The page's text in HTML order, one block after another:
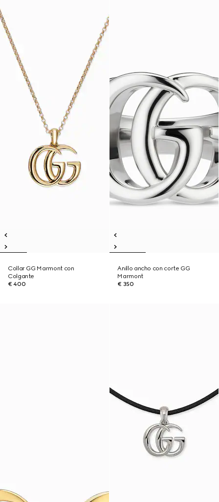
Collar GG Marmont con
Colgante
€ 400
Anillo ancho con corte GG
Marmont
€ 350